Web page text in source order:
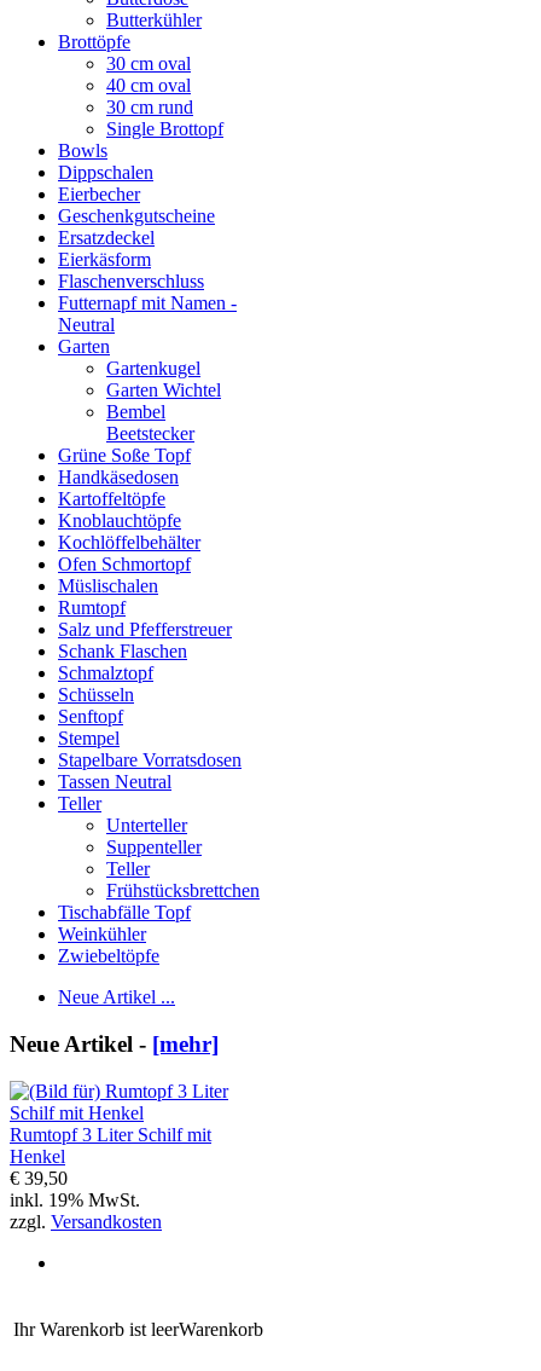
Butterkühler
Brottöpfe
30 cm oval
40 cm oval
30 cm rund
Single Brottopf
Bowls
Dippschalen
Eierbecher
Geschenkgutscheine
Ersatzdeckel
Eierkäsform
Flaschenverschluss
Futternapf mit Namen -
Neutral
Garten
Gartenkugel
Garten Wichtel
Bembel
Beetstecker
Grüne Soße Topf
Handkäsedosen
Kartoffeltöpfe
Knoblauchtöpfe
Kochlöffelbehälter
Ofen Schmortopf
Müslischalen
Rumtopf
Salz und Pfefferstreuer
Schank Flaschen
Schmalztopf
Schüsseln
Senftopf
Stempel
Stapelbare Vorratsdosen
Tassen Neutral
Teller
Unterteller
Suppenteller
Teller
Frühstücksbrettchen
Tischabfälle Topf
Weinkühler
Zwiebeltöpfe
Neue Artikel ...
Neue Artikel - [mehr]
Rumtopf 3 Liter Schilf mit
Henkel
€ 39,50
inkl. 19% MwSt.
zzgl. Versandkosten
Ihr Warenkorb ist leerWarenkorb